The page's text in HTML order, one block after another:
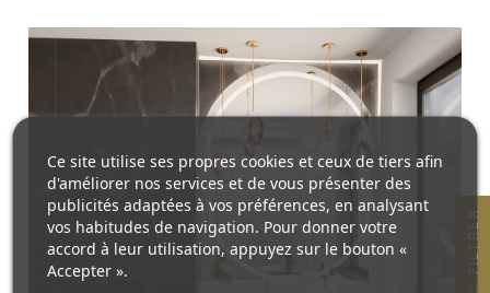
Ce site utilise ses propres cookies et ceux de tiers afin
d'améliorer nos services et de vous présenter des
publicités adaptées à vos préférences, en analysant
vos habitudes de navigation. Pour donner votre
accord à leur utilisation, appuyez sur le bouton «
Accepter ».
R